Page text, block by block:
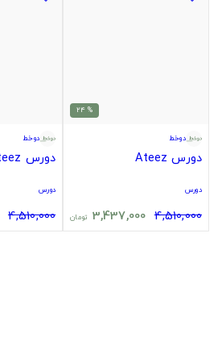
% 24
دوخط
دورس Ateez
دورس
4,510,000
3,437,000 تومان
دوخط
دورس Ateez
دورس
4,510,000